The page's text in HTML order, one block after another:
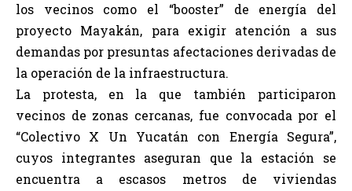
los vecinos como el “booster” de energía del
proyecto Mayakán, para exigir atención a sus
demandas por presuntas afectaciones derivadas de
la operación de la infraestructura.
La protesta, en la que también participaron
vecinos de zonas cercanas, fue convocada por el
“Colectivo X Un Yucatán con Energía Segura”,
cuyos integrantes aseguran que la estación se
encuentra a escasos metros de viviendas